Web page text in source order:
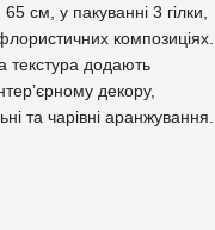
см, у пакуванні 3 гілки,
композиціях.
текстура додають
декору,
та чарівні аранжування.